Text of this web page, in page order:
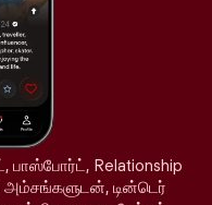
Relationship
அம்சங்களுடன், டின்டெர்